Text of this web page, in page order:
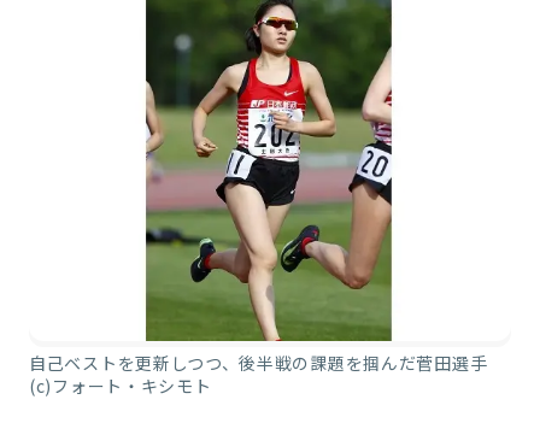
自己ベストを更新しつつ、後半戦の課題を掴んだ菅田選手
(c)フォート・キシモト